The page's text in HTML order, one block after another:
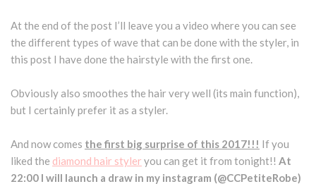
At the end of the post I’ll leave you a video where you can see
the different types of wave that can be done with the styler, in
this post I have done the hairstyle with the first one.
Obviously also smoothes the hair very well (its main function),
but I certainly prefer it as a styler.
And now comes the first big surprise of this 2017!!! If you
liked the diamond hair styler you can get it from tonight!! At
22:00 I will launch a draw in my instagram (@CCPetiteRobe)